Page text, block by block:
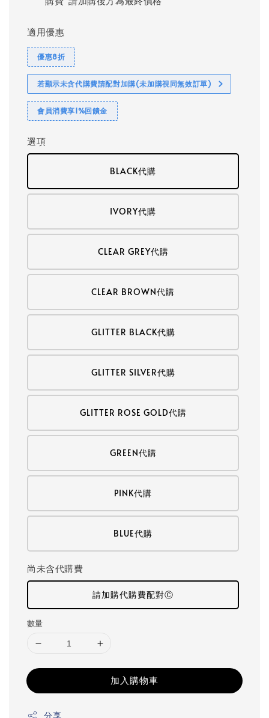
適用優惠
優惠8折
若顯示未含代購費請配對加購(未加購視同無效訂單)
會員消費享1%回饋金
選項
BLACK代購
IVORY代購
CLEAR GREY代購
CLEAR BROWN代購
GLITTER BLACK代購
GLITTER SILVER代購
GLITTER ROSE GOLD代購
GREEN代購
PINK代購
BLUE代購
尚未含代購費
請加購代購費配對Ⓒ
數量
加入購物車
分享